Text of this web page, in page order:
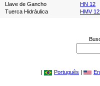
Llave de Gancho
HN 12
Tuerca Hidráulica
HMV
| Português |